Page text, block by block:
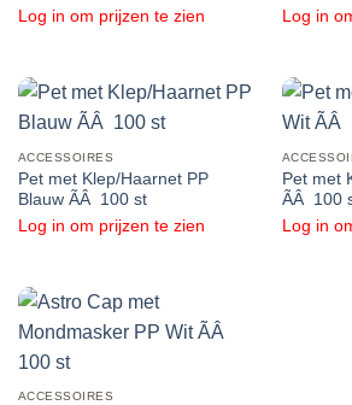
Log in om prijzen te zien
Log in
ACCESSOIRES
Pet met Klep/Haarnet PP
Blauw ÃÂ 100 st
Log in om prijzen te zien
Pet met
ÃÂ 100
Log in
ACCESSOIRES